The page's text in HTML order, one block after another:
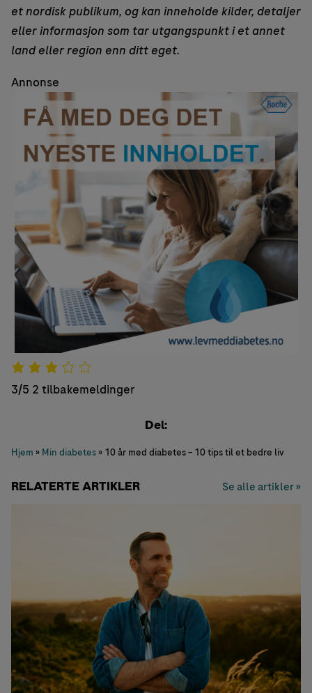
et nordisk publikum, og kan inneholde kilder, detaljer
eller informasjon som tar utgangspunkt i et annet
land eller region enn ditt eget.
Annonse
3/5 2 tilbakemeldinger
Del:
Hjem » Min diabetes» 10 år med diabetes – 10 tips til et bedre liv
RELATERTE ARTIKLER Se alle artikler »